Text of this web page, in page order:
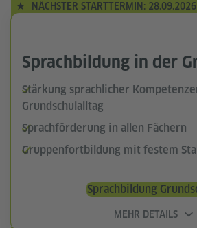
NÄCHSTER STARTTERMIN: 28.09.2026
Sprachbildung in der
Stärkung sprachlicher
Grundschulalltag
Sprachförderung in allen Fächern
Gruppenfortbildung mit festem
Sprachbildung
MEHR DETAILS